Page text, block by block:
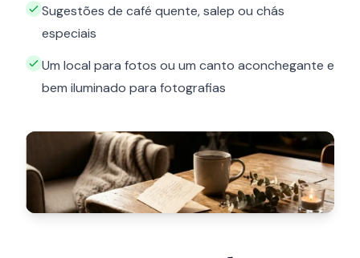
Sugestões de café quente, salep ou chás
especiais
Um local para fotos ou um canto aconchegante e
bem iluminado para fotografias